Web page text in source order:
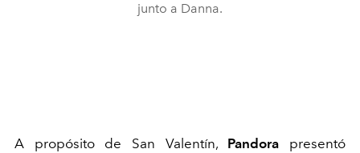
junto a Danna.
A propósito de San Valentín, Pandora presentó